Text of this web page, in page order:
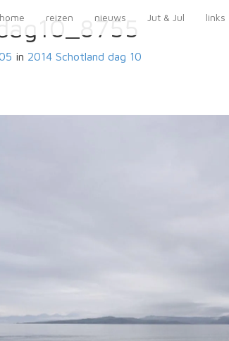
Primary
Jut en Jul op reis
home reizen nieuws Jut & Jul links
in 2014 Schotland dag 10